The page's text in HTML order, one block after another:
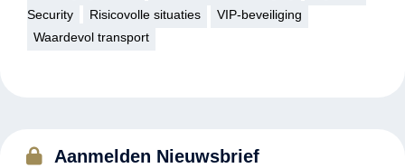
Security
Risicovolle situaties
VIP-beveiliging
Waardevol transport
Aanmelden Nieuwsbrief